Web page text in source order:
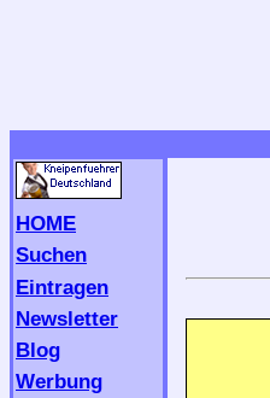
HOME
Suchen
Eintragen
Newsletter
Blog
Werbung